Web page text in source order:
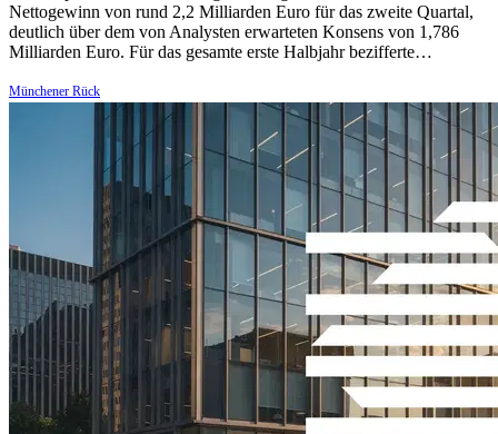
Nettogewinn von rund 2,2 Milliarden Euro für das zweite Quartal,
deutlich über dem von Analysten erwarteten Konsens von 1,786
Milliarden Euro. Für das gesamte erste Halbjahr bezifferte…
Münchener Rück